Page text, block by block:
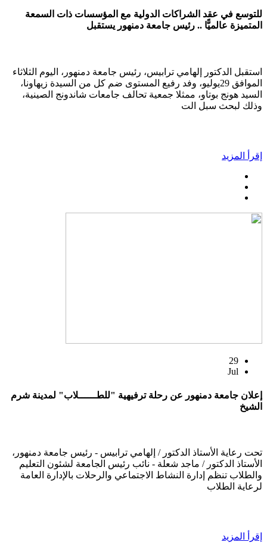
للتوسع في عقد الشراكات الدولية مع المؤسسات ذات السمعة
المتميزة عالميًّا .. رئيس جامعة دمنهور يستقبل
استقبل الدكتور إلهامي ترابيس، رئيس جامعة دمنهور، اليوم الثلاثاء
الموافق 29يوليو، وفد رفيع المستوى ضم كل من السيدة زيهاونا،
السيد هونج بوتاو، ممثلا جمعية تحالف جامعات شاندونج الصينية،
وذلك لبحث سبل الت
إقرأ المزيد
29
Jul
إعلان جامعة دمنهور عن رحلة ترفيهية "للطــــــلاب" لمدينة شرم
الشيخ
تحت رعاية الأستاذ الدكتور / إلهامي ترابيس - رئيس جامعة دمنهور،
الأستاذ الدكتور / ماجد شعلة - نائب رئيس الجامعة لشئون التعليم
والطلاب تنظم إدارة النشاط الاجتماعي والرحلات بالإدارة العامة
لرعاية الطلاب
إقرأ المزيد